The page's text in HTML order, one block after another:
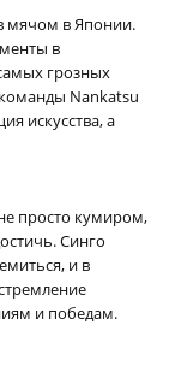
мячом в Японии.
в
грозных
Nankatsu
искусства, а
просто кумиром,
Синго
и в
и победам.